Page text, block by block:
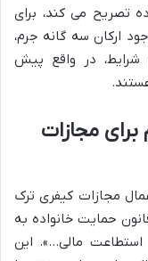
خانواده تصریح می کند، برای
ارکان سه گانه جرم،
شرایط، در واقع پیش
مجازات
مجازات کیفری ترک
ماده ۵۳ قانون حمایت خانواده به
مالی…». این